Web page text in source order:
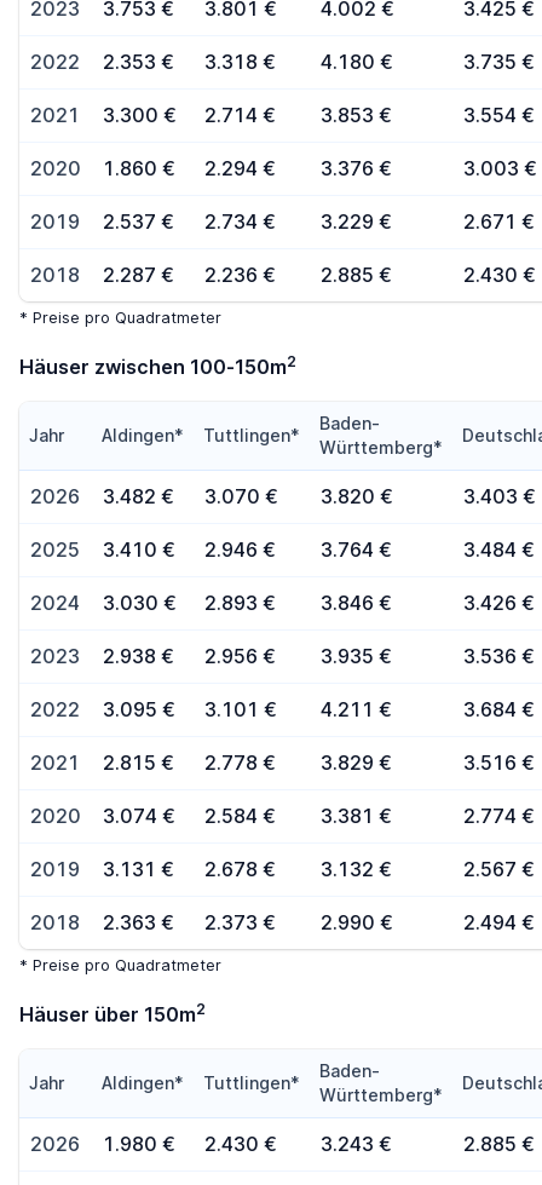
2023 3.753 € 3.801 € 4.002 € 3.425 €
2022 2.353 € 3.318 € 4.180 € 3.735 €
2021 3.300 € 2.714 € 3.853 € 3.554 €
2020 1.860 € 2.294 € 3.376 € 3.003 €
2019 2.537 € 2.734 € 3.229 € 2.671 €
2018 2.287 € 2.236 € 2.885 € 2.430 €
* Preise pro Quadratmeter
Häuser zwischen 100-150m2
Jahr Aldingen* Tuttlingen*
Baden-
Württemberg*
2026 3.482 € 3.070 € 3.820 € 3.403 €
2025 3.410 € 2.946 € 3.764 € 3.484 €
2024 3.030 € 2.893 € 3.846 € 3.426 €
2023 2.938 € 2.956 € 3.935 € 3.536 €
2022 3.095 € 3.101 € 4.211 € 3.684 €
2021 2.815 € 2.778 € 3.829 € 3.516 €
2020 3.074 € 2.584 € 3.381 € 2.774 €
2019 3.131 € 2.678 € 3.132 € 2.567 €
2018 2.363 € 2.373 € 2.990 € 2.494 €
* Preise pro Quadratmeter
Häuser über 150m2
Jahr Aldingen* Tuttlingen*
Baden-
Württemberg*
2026 1.980 € 2.430 € 3.243 € 2.885 €